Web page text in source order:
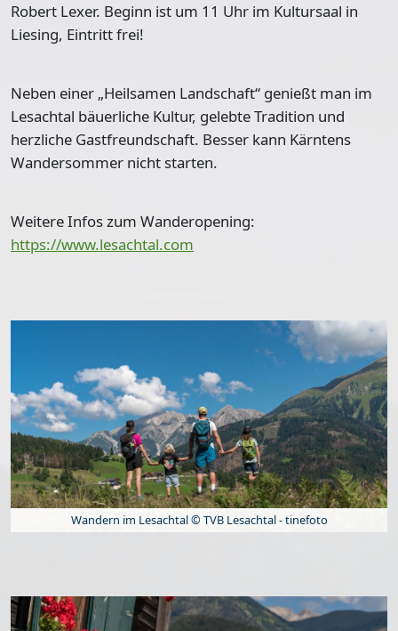
Robert Lexer. Beginn ist um 11 Uhr im Kultursaal in
Liesing, Eintritt frei!
Neben einer „Heilsamen Landschaft“ genießt man im
Lesachtal bäuerliche Kultur, gelebte Tradition und
herzliche Gastfreundschaft. Besser kann Kärntens
Wandersommer nicht starten.
Weitere Infos zum Wanderopening:
https://www.lesachtal.com
Wandern im Lesachtal © TVB Lesachtal - tinefoto